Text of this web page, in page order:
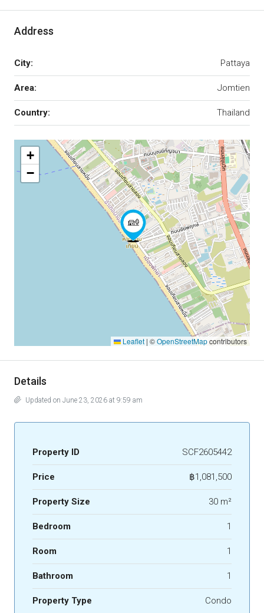
Address
City: Pattaya
Area: Jomtien
Country: Thailand
+
−
Leaflet | ©OpenStreetMapcontributors
Details
Updated on June 23, 2026 at 9:59 am
Property ID SCF2605442
Price ฿1,081,500
Property Size 30 m²
Bedroom 1
Room 1
Bathroom 1
Property Type Condo